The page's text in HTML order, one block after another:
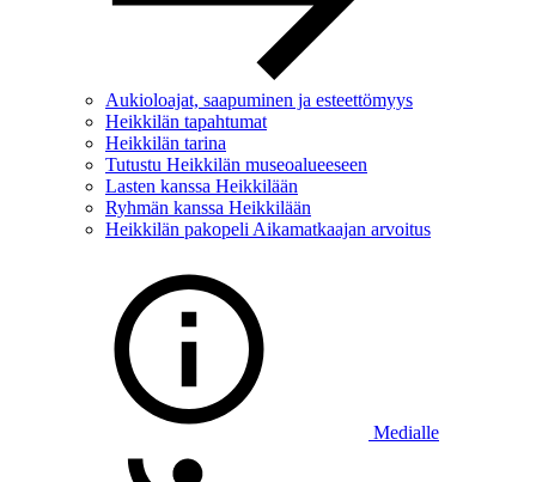
Aukioloajat, saapuminen ja esteettömyys
Heikkilän tapahtumat
Heikkilän tarina
Tutustu Heikkilän museoalueeseen
Lasten kanssa Heikkilään
Ryhmän kanssa Heikkilään
Heikkilän pakopeli Aikamatkaajan arvoitus
Medialle